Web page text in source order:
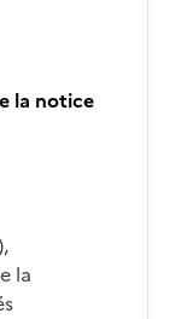
la notice
la